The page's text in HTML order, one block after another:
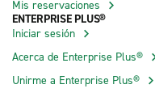
Mis reservaciones
ENTERPRISE PLUS®
Iniciar sesión
Acerca de Enterprise Plus®
Unirme a Enterprise Plus®